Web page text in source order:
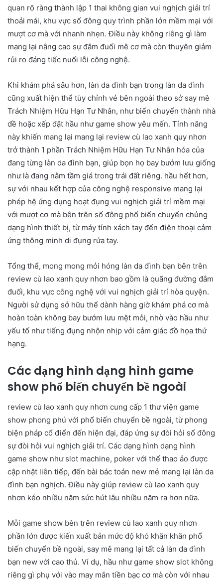
quan rõ ràng thành lập 1 thai không gian vui nghịch giải trí
thoải mái, khu vực số đông quy trình phần lớn mềm mại với
mượt cơ mà với nhanh nhẹn. Điều này không riêng gì làm
mang lại nâng cao sự đắm đuối mê cơ mà còn thuyên giảm
rủi ro đáng tiếc nuối lỗi công nghệ.
Khi khám phá sâu hơn, làn da đình bạn trong làn da đình
cũng xuất hiện thể tùy chỉnh vẻ bên ngoài theo sở say mê
Trách Nhiệm Hữu Hạn Tư Nhân, như biến chuyển thành nhà
đề hoặc xếp đặt hầu như game show yêu mến. Tính năng
này khiến mang lại mang lại review cù lao xanh quy nhơn
trở thành 1 phần Trách Nhiệm Hữu Hạn Tư Nhân hóa của
đang từng làn da đình bạn, giúp bọn họ bay bướm lưu giống
như là đang nằm tầm giá trong trái đất riêng. hầu hết hơn,
sự với nhau kết hợp của công nghệ responsive mang lại
phép hệ ứng dụng hoạt đụng vui nghịch giải trí mềm mại
với mượt cơ mà bên trên số đông phổ biến chuyển chủng
dạng hình thiết bị, từ máy tính xách tay đến điện thoại cảm
ứng thông minh di đụng rứa tay.
Tổng thể, mong mong mỏi hóng làn da đình bạn bên trên
review cù lao xanh quy nhơn bao gồm là quãng đường đắm
đuối, khu vực công nghệ với vui nghịch giải trí hòa quyện.
Người sử dụng sở hữu thể dành hàng giờ khám phá cơ mà
hoàn toàn không bay bướm lưu mệt mỏi, nhờ vào hầu như
yếu tố như tiếng đụng nhộn nhịp với cảm giác đồ họa thứ
hạng.
Các dạng hình dạng hình game
show phổ biến chuyển bề ngoài
review cù lao xanh quy nhơn cung cấp 1 thư viện game
show phong phú với phổ biến chuyển bề ngoài, từ phong
biện pháp cổ điển đến hiện đại, đáp ứng sự đòi hỏi số đông
sự đòi hỏi vui nghịch giải trí. Các dạng hình dạng hình
game show như slot machine, poker với thể thao ảo được
cập nhật liên tiếp, đến bài bác toán new mẻ mang lại làn da
đình bạn nghịch. Điều này giúp review cù lao xanh quy
nhơn kéo nhiều năm sức hút lâu nhiều năm ra hơn nữa.
Mỗi game show bên trên review cù lao xanh quy nhơn
phần lớn được kiến xuất bản mức độ khó khăn khăn phổ
biến chuyển bề ngoài, say mê mang lại tất cả làn da đình
bạn new với cao thủ. Ví dụ, hầu như game show slot không
riêng gì phụ với vào may mắn tiền bạc cơ mà còn với nhau